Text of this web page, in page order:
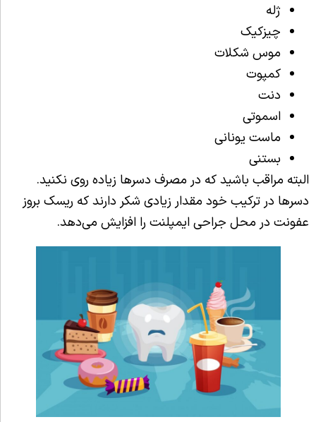
ژله
چیزکیک
موس شکلات
کمپوت
دنت
اسموتی
ماست یونانی
بستنی
البته مراقب باشید که در مصرف دسرها زیاده روی نکنید.
دسرها در ترکیب خود مقدار زیادی شکر دارند که ریسک بروز
عفونت در محل جراحی ایمپلنت را افزایش می‌دهد.